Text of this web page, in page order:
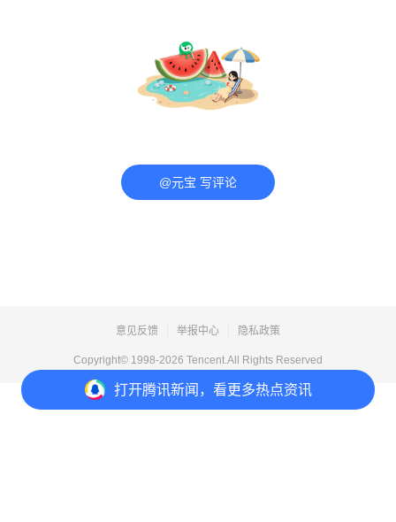
打开腾讯新闻，看更多热点资讯
@元宝 写评论
意见反馈 举报中心 隐私政策
Copyright© 1998-2026 Tencent.All Rights Reserved